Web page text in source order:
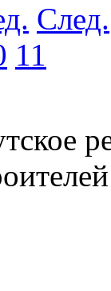
След.
11